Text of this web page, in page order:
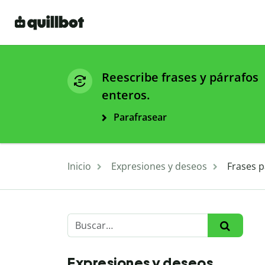
Reescribe frases y párrafos
enteros.
Parafrasear
Inicio Expresiones y deseos Frases